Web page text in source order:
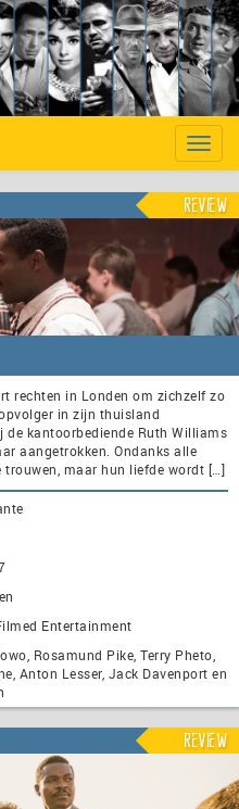
Toggle
Review
rechten in Londen om zichzelf zo
in zijn thuisland
kantoorbediende Ruth Williams
aangetrokken. Ondanks alle
maar hun liefde wordt […]
Entertainment
Rosamund Pike, Terry Pheto,
Anton Lesser, Jack Davenport en
Review